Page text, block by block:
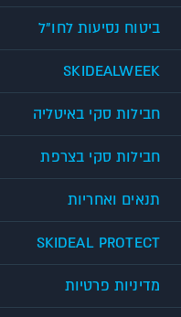
ביטוח נסיעות לחו"ל
SKIDEALWEEK
חבילות סקי באיטליה
חבילות סקי בצרפת
תנאים ואחריות
SKIDEAL PROTECT
מדיניות פרטיות